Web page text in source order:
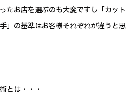
たお店を選ぶのも大変ですし「カット
」の基準はお客様それぞれが違うと思
とは・・・